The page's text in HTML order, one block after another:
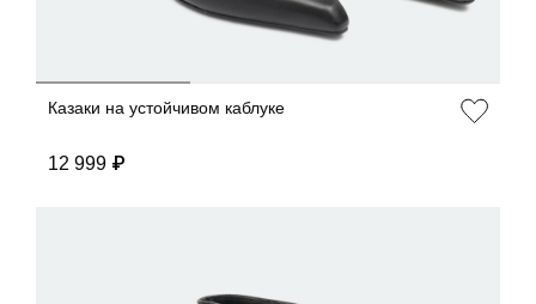
Казаки на устойчивом каблуке
12 999 ₽